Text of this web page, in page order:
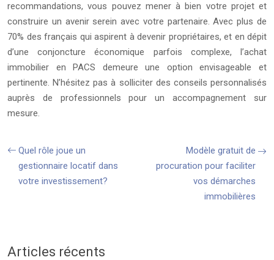
recommandations, vous pouvez mener à bien votre projet et
construire un avenir serein avec votre partenaire. Avec plus de
70% des français qui aspirent à devenir propriétaires, et en dépit
d’une conjoncture économique parfois complexe, l’achat
immobilier en PACS demeure une option envisageable et
pertinente. N’hésitez pas à solliciter des conseils personnalisés
auprès de professionnels pour un accompagnement sur
mesure.
Quel rôle joue un
gestionnaire locatif dans
votre investissement?
Modèle gratuit de
procuration pour faciliter
vos démarches
immobilières
Articles récents